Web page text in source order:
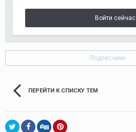
Войти сейчас
Подписчики
ПЕРЕЙТИ К СПИСКУ ТЕМ